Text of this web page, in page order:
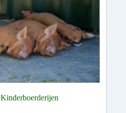
Kinderboerderijen